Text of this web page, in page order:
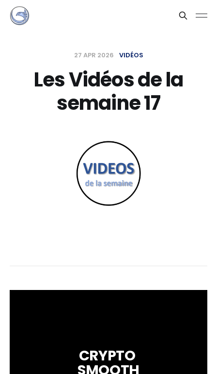
27 APR 2026 VIDÉOS
Les Vidéos de la
semaine 17
CRYPTO
SMOOTH